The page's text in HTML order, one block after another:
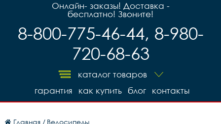
Онлайн- заказы! Доставка -
бесплатно! Звоните!
8-800-775-46-44, 8-980-
720-68-63
каталог товаров
контакты
блог
как купить
гарантия
Главная / Велосипеды